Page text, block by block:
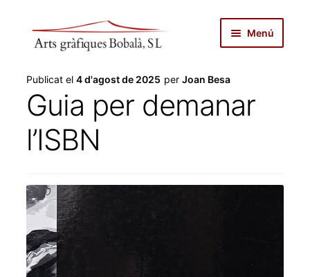
Menú
autopublicar
notícies
productes
botiga
Publicat el 4 d'agost de 2025 per Joan Besa
Guia per demanar
l’ISBN